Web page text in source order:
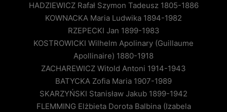
HADZIEWICZ Rafał Szymon Tadeusz 1805-1886
KOWNACKA Maria Ludwika 1894-1982
RZEPECKI Jan 1899-1983
KOSTROWICKI Wilhelm Apolinary (Guillaume
Apollinaire) 1880-1918
ZACHAREWICZ Witold Antoni 1914-1943
BATYCKA Zofia Maria 1907-1989
SKARZYŃSKI Stanisław Jakub 1899-1942
FLEMMING Elżbieta Dorota Balbina (Izabela